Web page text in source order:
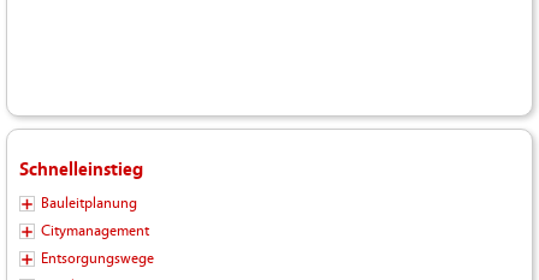
Schnelleinstieg
Bauleitplanung
Citymanagement
Entsorgungswege